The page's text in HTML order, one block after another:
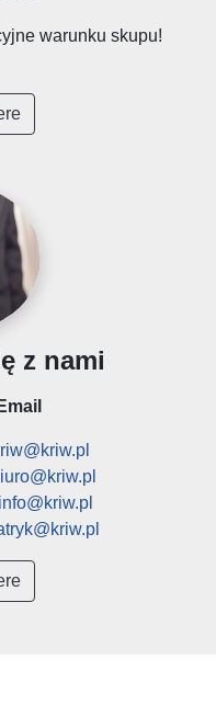
warunku skupu!
z nami
info@kriw.pl